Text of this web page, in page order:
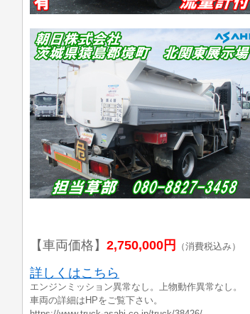
【車両価格】 2,750,000円 （消費税込み）
詳しくはこちら
エンジンミッション異常なし。上物動作異常なし。
車両の詳細はHPをご覧下さい。